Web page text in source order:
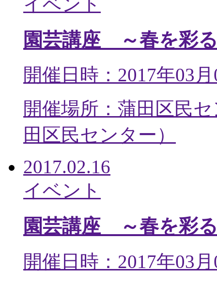
園芸講座 ～春を彩
開催日時：2017年03
開催場所：蒲田区民
田区民センター ）
2017.02.16
イベント
園芸講座 ～春を彩
開催日時：2017年03